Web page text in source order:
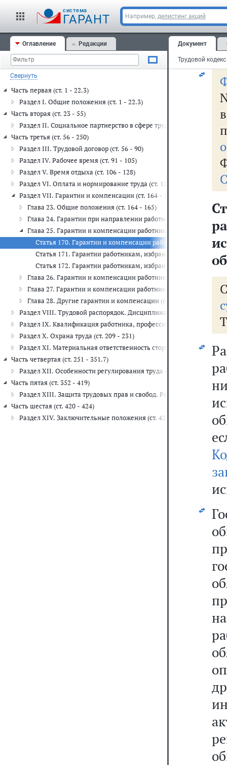
cистема
ГАРАНТ Например, делистинг акций
Оглавление Редакции
Свернуть
Часть первая (ст. 1 - 22.3)
Раздел I. Общие положения (ст. 1 - 22.3)
Часть вторая (ст. 23 - 55)
Раздел II. Социальное партнерство в сфере труда (ст. 23 - 55)
Часть третья (ст. 56 - 250)
Раздел III. Трудовой договор (ст. 56 - 90)
Раздел IV. Рабочее время (ст. 91 - 105)
Раздел V. Время отдыха (ст. 106 - 128)
Раздел VI. Оплата и нормирование труда (ст. 129 - 163)
Раздел VII. Гарантии и компенсации (ст. 164 - 188)
Глава 23. Общие положения (ст. 164 - 165)
Глава 24. Гарантии при направлении работников в служебные
Глава 25. Гарантии и компенсации работникам при
Статья 170. Гарантии и компенсации работникам,
Статья 171. Гарантии работникам, избранным в
Статья 172. Гарантии работникам, избранным на выборные
Глава 26. Гарантии и компенсации работникам, совмещающим
Глава 27. Гарантии и компенсации работникам, связанные с
Глава 28. Другие гарантии и компенсации (ст. 182 - 188)
Раздел VIII. Трудовой распорядок. Дисциплина труда (ст. 189 - 195)
Раздел IX. Квалификация работника, профессиональный
Раздел X. Охрана труда (ст. 209 - 231)
Раздел XI. Материальная ответственность сторон трудового
Часть четвертая (ст. 251 - 351.7)
Раздел XII. Особенности регулирования труда отдельных
Часть пятая (ст. 352 - 419)
Раздел XIII. Защита трудовых прав и свобод. Рассмотрение и
Часть шестая (ст. 420 - 424)
Раздел XIV. Заключительные положения (ст. 420 - 424)
Документ